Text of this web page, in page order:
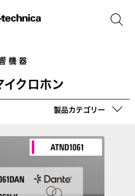
機器
イクロホン
製品カテゴリー